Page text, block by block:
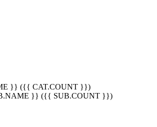
}} ({{ CAT.COUNT }})
}} ({{ SUB.COUNT }})